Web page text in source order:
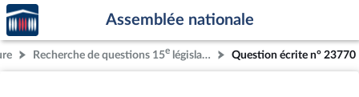
Aller au contenu
Aller en bas de la page
Accèder
à la
page
d'accueil
Assemblée nationale
Recherche de questions 15e législature Question écrite n° 23770